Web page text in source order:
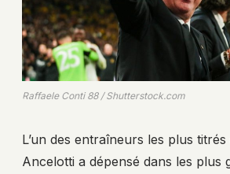
Raffaele Conti 88 / Shutterstock.com
L’un des entraîneurs les plus
Ancelotti a dépensé dans les plus